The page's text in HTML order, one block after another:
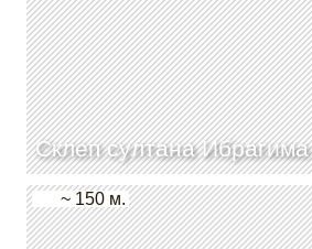
Склеп султана Ибрагима
~ 150 м.